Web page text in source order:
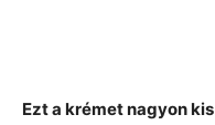
Ezt a krémet nagyon